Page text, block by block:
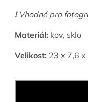
!Vhodné pro
Materiál: kov, sklo
Velikost: 23 х 7,6